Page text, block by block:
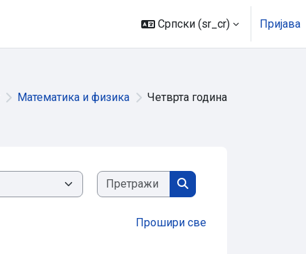
Српски ‎(sr_cr)‎ Пријава
Математика и физика Четврта година
Претражи курсеве
Претражи курсеве
Прошири све